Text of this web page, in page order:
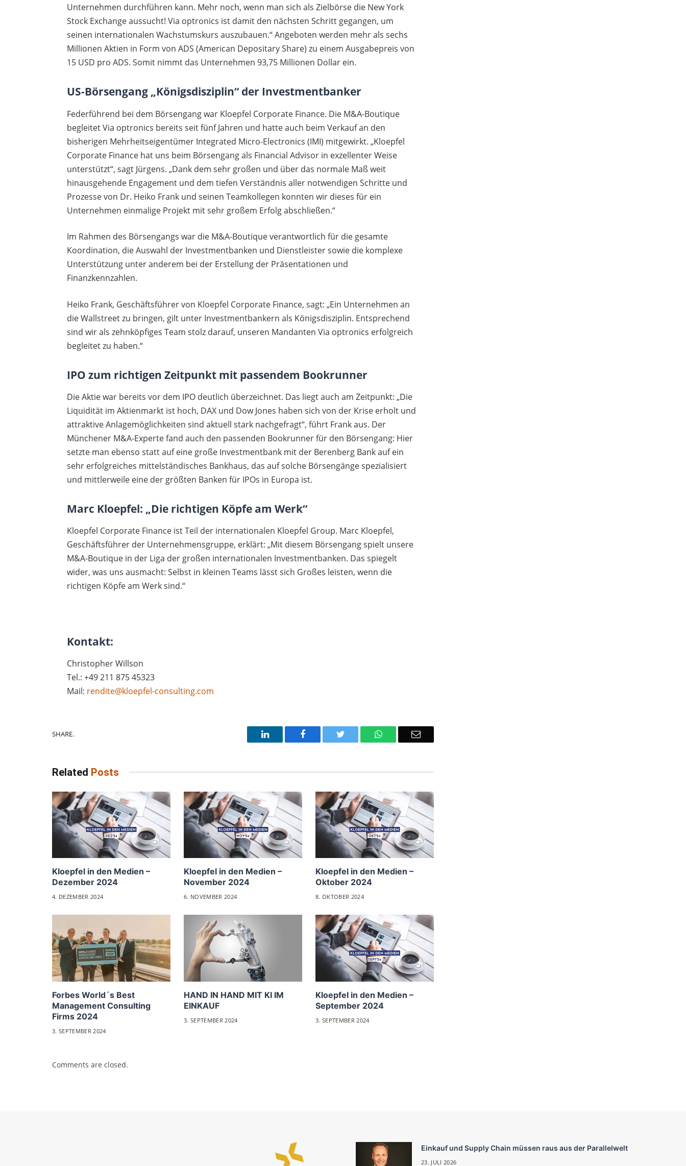
Unternehmen durchführen kann. Mehr noch, wenn man sich als Zielbörse die New York
Stock Exchange aussucht! Via optronics ist damit den nächsten Schritt gegangen, um
seinen internationalen Wachstumskurs auszubauen.“ Angeboten werden mehr als sechs
Millionen Aktien in Form von ADS (American Depositary Share) zu einem Ausgabepreis von
15 USD pro ADS. Somit nimmt das Unternehmen 93,75 Millionen Dollar ein.
US-Börsengang „Königsdisziplin“ der Investmentbanker
Federführend bei dem Börsengang war Kloepfel Corporate Finance. Die M&A-Boutique
begleitet Via optronics bereits seit fünf Jahren und hatte auch beim Verkauf an den
bisherigen Mehrheitseigentümer Integrated Micro-Electronics (IMI) mitgewirkt. „Kloepfel
Corporate Finance hat uns beim Börsengang als Financial Advisor in exzellenter Weise
unterstützt“, sagt Jürgens. „Dank dem sehr großen und über das normale Maß weit
hinausgehende Engagement und dem tiefen Verständnis aller notwendigen Schritte und
Prozesse von Dr. Heiko Frank und seinen Teamkollegen konnten wir dieses für ein
Unternehmen einmalige Projekt mit sehr großem Erfolg abschließen.“
Im Rahmen des Börsengangs war die M&A-Boutique verantwortlich für die gesamte
Koordination, die Auswahl der Investmentbanken und Dienstleister sowie die komplexe
Unterstützung unter anderem bei der Erstellung der Präsentationen und
Finanzkennzahlen.
Heiko Frank, Geschäftsführer von Kloepfel Corporate Finance, sagt: „Ein Unternehmen an
die Wallstreet zu bringen, gilt unter Investmentbankern als Königsdisziplin. Entsprechend
sind wir als zehnköpfiges Team stolz darauf, unseren Mandanten Via optronics erfolgreich
begleitet zu haben.“
IPO zum richtigen Zeitpunkt mit passendem Bookrunner
Die Aktie war bereits vor dem IPO deutlich überzeichnet. Das liegt auch am Zeitpunkt: „Die
Liquidität im Aktienmarkt ist hoch, DAX und Dow Jones haben sich von der Krise erholt und
attraktive Anlagemöglichkeiten sind aktuell stark nachgefragt“, führt Frank aus. Der
Münchener M&A-Experte fand auch den passenden Bookrunner für den Börsengang: Hier
setzte man ebenso statt auf eine große Investmentbank mit der Berenberg Bank auf ein
sehr erfolgreiches mittelständisches Bankhaus, das auf solche Börsengänge spezialisiert
und mittlerweile eine der größten Banken für IPOs in Europa ist.
Marc Kloepfel: „Die richtigen Köpfe am Werk“
Kloepfel Corporate Finance ist Teil der internationalen Kloepfel Group. Marc Kloepfel,
Geschäftsführer der Unternehmensgruppe, erklärt: „Mit diesem Börsengang spielt unsere
M&A-Boutique in der Liga der großen internationalen Investmentbanken. Das spiegelt
wider, was uns ausmacht: Selbst in kleinen Teams lässt sich Großes leisten, wenn die
richtigen Köpfe am Werk sind.“
Kontakt:
Christopher Willson
Tel.: +49 211 875 45323
Mail: rendite@kloepfel-consulting.com
SHARE. LinkedIn Facebook Twitter WhatsAppEmail
Related Posts
Kloepfel in den Medien –
Dezember 2024
4. DEZEMBER 2024
Kloepfel in den Medien –
November 2024
6. NOVEMBER 2024
Kloepfel in den Medien –
Oktober 2024
8. OKTOBER 2024
Forbes World´s Best
Management Consulting
Firms 2024
3. SEPTEMBER 2024
HAND IN HAND MIT KI IM
EINKAUF
3. SEPTEMBER 2024
Kloepfel in den Medien –
September 2024
3. SEPTEMBER 2024
Comments are closed.
Einkauf und Supply Chain müssen raus aus der Parallelwelt
23. JULI 2026